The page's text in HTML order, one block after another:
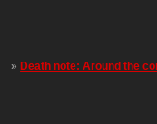
»Death note: Around the